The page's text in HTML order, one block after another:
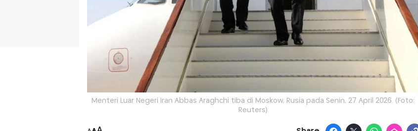
Menteri Luar Negeri Iran Abbas Araghchi tiba di Moskow, Rusia pada Senin, 27 April 2026. (Foto:
Reuters)